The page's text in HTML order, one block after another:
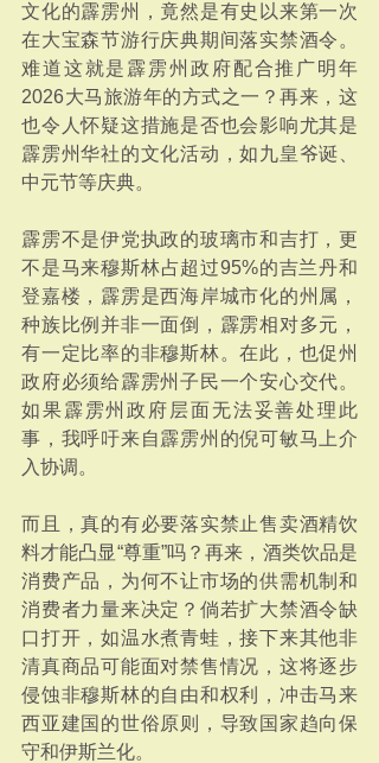
文化的霹雳州，竟然是有史以来第一次
在大宝森节游行庆典期间落实禁酒令。
难道这就是霹雳州政府配合推广明年
2026大马旅游年的方式之一？再来，这
也令人怀疑这措施是否也会影响尤其是
霹雳州华社的文化活动，如九皇爷诞、
中元节等庆典。
霹雳不是伊党执政的玻璃市和吉打，更
不是马来穆斯林占超过95%的吉兰丹和
登嘉楼，霹雳是西海岸城市化的州属，
种族比例并非一面倒，霹雳相对多元，
有一定比率的非穆斯林。在此，也促州
政府必须给霹雳州子民一个安心交代。
如果霹雳州政府层面无法妥善处理此
事，我呼吁来自霹雳州的倪可敏马上介
入协调。
而且，真的有必要落实禁止售卖酒精饮
料才能凸显“尊重”吗？再来，酒类饮品是
消费产品，为何不让市场的供需机制和
消费者力量来决定？倘若扩大禁酒令缺
口打开，如温水煮青蛙，接下来其他非
清真商品可能面对禁售情况，这将逐步
侵蚀非穆斯林的自由和权利，冲击马来
西亚建国的世俗原则，导致国家趋向保
守和伊斯兰化。